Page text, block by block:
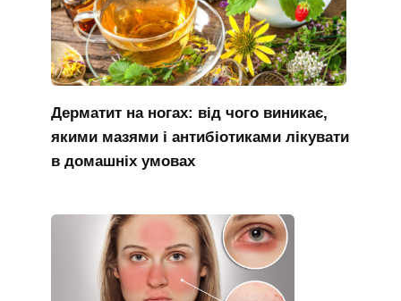
Дерматит на ногах: від чого виникає,
якими мазями і антибіотиками лікувати
в домашніх умовах